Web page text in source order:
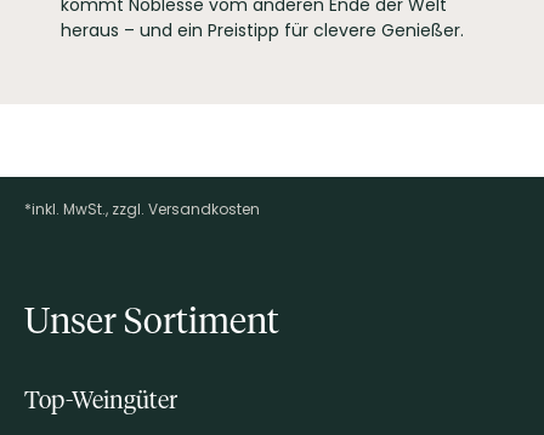
kommt Noblesse vom anderen Ende der Welt
heraus – und ein Preistipp für clevere Genießer.
Footer-Menü
*inkl. MwSt., zzgl. Versandkosten
Unser Sortiment
Top-Weingüter